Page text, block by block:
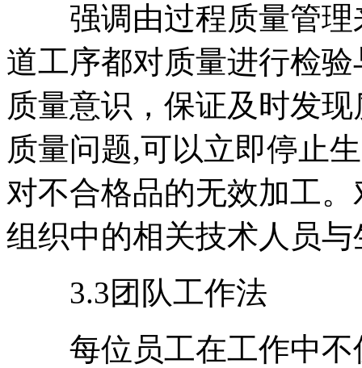
强调由过程质量管理
道工序都对质量进行检
质量意识，保证及时发
质量问题,可以立即停止
对不合格品的无效加工
组织中的相关技术人员
3.3团队工作法
每位员工在工作中不